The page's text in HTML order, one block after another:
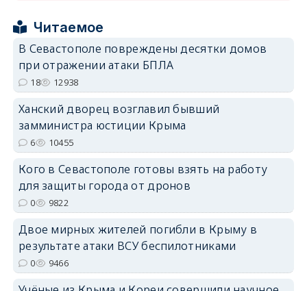
erid: 2SDnjdPjgYS
Читаемое
В Севастополе повреждены десятки домов
при отражении атаки БПЛА
18 12938
Ханский дворец возглавил бывший
замминистра юстиции Крыма
6 10455
Кого в Севастополе готовы взять на работу
для защиты города от дронов
0 9822
Двое мирных жителей погибли в Крыму в
результате атаки ВСУ беспилотниками
0 9466